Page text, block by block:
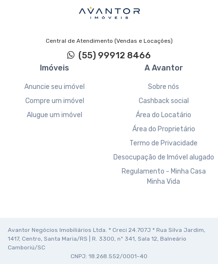
Central de Atendimento (Vendas e Locações)
(55) 99912 8466
Imóveis
Anuncie seu imóvel
Compre um imóvel
Alugue um imóvel
A Avantor
Sobre nós
Cashback social
Área do Locatário
Área do Proprietário
Termo de Privacidade
Desocupação de Imóvel alugado
Regulamento - Minha Casa
Minha Vida
Avantor Negócios Imobiliários Ltda. * Creci 24.707J * Rua Silva Jardim,
1417, Centro, Santa Maria/RS | R. 3300, nº 341, Sala 12, Balneário
Camboriú/SC
CNPJ: 18.268.552/0001-40